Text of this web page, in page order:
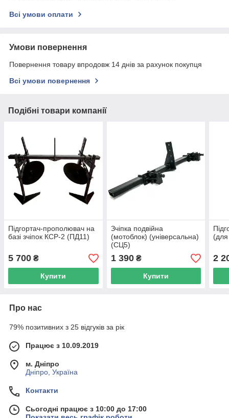
Всі умови оплати
Умови повернення
Повернення товару впродовж 14 днів за рахунок покупця
Всі умови повернення
Подібні товари компанії
Підгортач-прополювач на
базі зчіпок КСР-2 (ПД11)
5 700 ₴
Купити
Зчіпка подвійна
(мотоблок) (універсальна)
(СЦ5)
1 390₴
Купити
2
Про нас
79% позитивних з 25 відгуків за рік
Працює з 10.09.2019
м. Дніпро
Дніпро, Україна
Контакти
Сьогодні працює з 10:00 до 17:00